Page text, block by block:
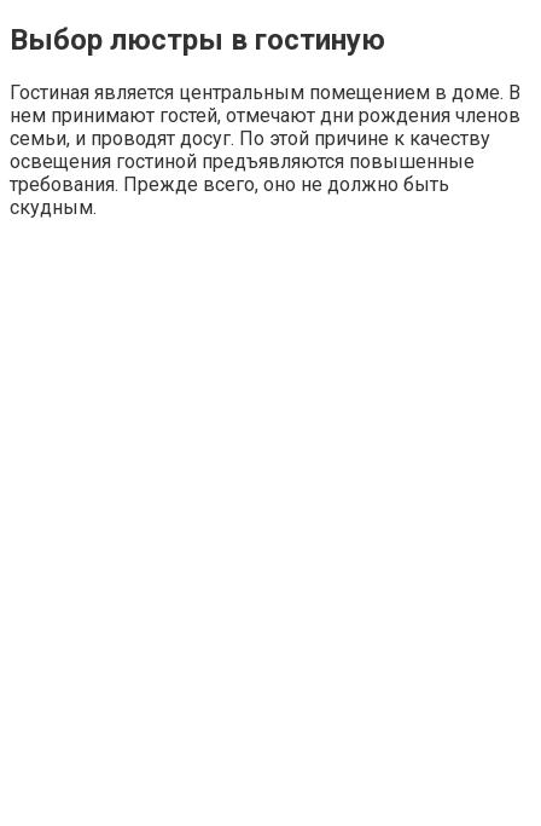
Выбор люстры в гостиную
Гостиная является центральным помещением в доме. В
нем принимают гостей, отмечают дни рождения членов
семьи, и проводят досуг. По этой причине к качеству
освещения гостиной предъявляются повышенные
требования. Прежде всего, оно не должно быть
скудным.